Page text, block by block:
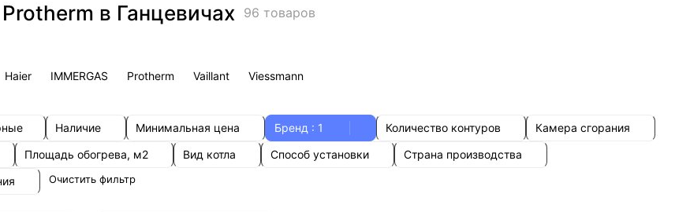
в Ганцевичах 96 товаров
Haier IMMERGAS Protherm Vaillant Viessmann
Наличие Минимальная цена Бренд : 1 Количество контуров
Камера сгорания
Площадь обогрева, м2 Вид котла Способ установки
Страна производства
Очистить фильтр